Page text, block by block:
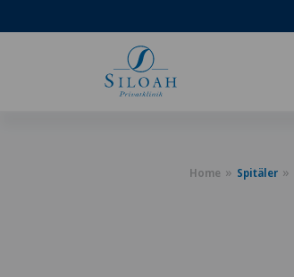
Home Spitäler